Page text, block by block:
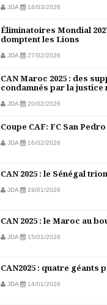
JDA 18/03/2026
Éliminatoires Mondial
domptent les Lions
JDA 27/02/2026
CAN Maroc 2025 : des
condamnés par la justice
JDA 20/02/2026
Coupe CAF: FC San
JDA 16/02/2026
CAN 2025 : le Sénégal
JDA 19/01/2026
CAN 2025 : le Maroc au
JDA 15/01/2026
CAN2025 : quatre géants
JDA 14/01/2026